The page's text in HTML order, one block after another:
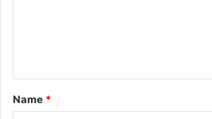
Name *